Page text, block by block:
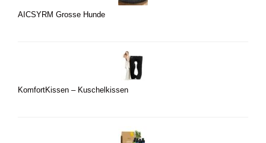
AICSYRM Grosse Hunde
KomfortKissen – Kuschelkissen